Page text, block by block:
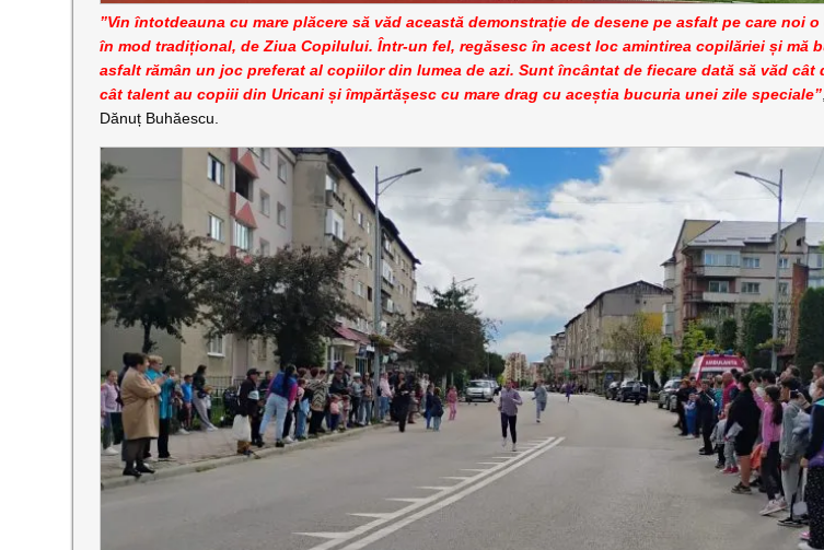
”Vin întotdeauna cu mare plăcere să văd această demonstrație de desene pe asfalt pe care noi
în mod tradițional, de Ziua Copilului. Într-un fel, regăsesc în acest loc amintirea copilăriei și mă
asfalt rămân un joc preferat al copiilor din lumea de azi. Sunt încântat de fiecare dată să văd cât
cât talent au copiii din Uricani și împărtășesc cu mare drag cu aceștia bucuria unei zile speciale”
Dănuț Buhăescu.